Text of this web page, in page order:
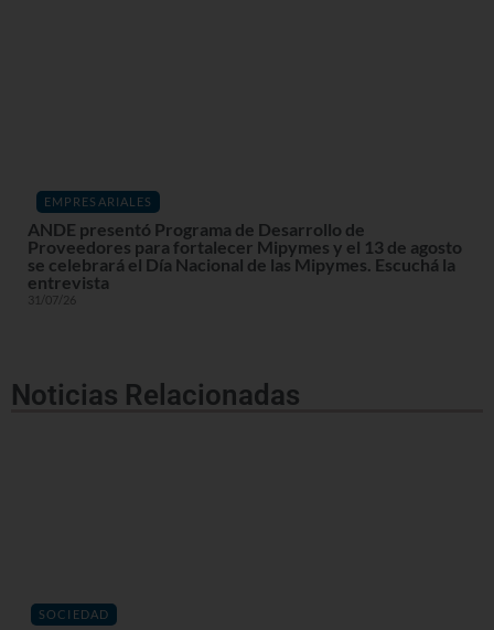
EMPRESARIALES
ANDE presentó Programa de Desarrollo de
Proveedores para fortalecer Mipymes y el 13 de agosto
se celebrará el Día Nacional de las Mipymes. Escuchá la
entrevista
31/07/26
Noticias Relacionadas
SOCIEDAD